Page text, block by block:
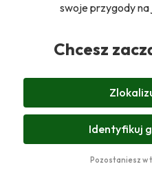
swoje przygody
Chcesz
Identyfikuj
Pozostaniesz w